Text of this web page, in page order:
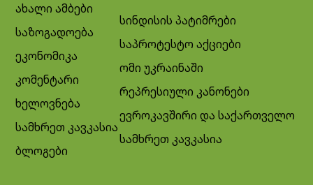
ახალი ამბები
საზოგადოება
ეკონომიკა
კომენტარი
ხელოვნება
სამხრეთ კავკასია
ბლოგები
სინდისის პატიმრები
საპროტესტო აქციები
ომი უკრაინაში
რეპრესიული კანონები
ევროკავშირი და საქართველო
სამხრეთ კავკასია